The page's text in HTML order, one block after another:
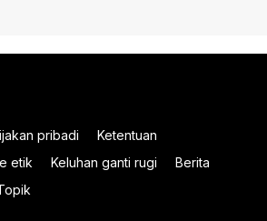
pribadi
Ketentuan
etik Keluhan ganti rugi
Berita